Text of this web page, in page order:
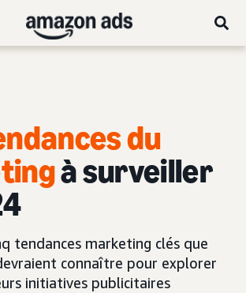
du
à surveiller
tendances marketing clés que
connaître pour explorer
initiatives publicitaires